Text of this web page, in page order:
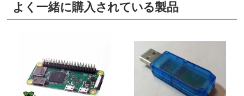
よく一緒に購入されている製品